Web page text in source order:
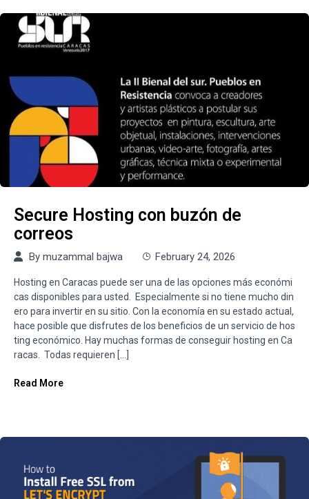
Secure Hosting con buzón de
correos
By muzammal bajwa February 24, 2026
Hosting en Caracas puede ser una de las opciones más económi
cas disponibles para usted. Especialmente si no tiene mucho din
ero para invertir en su sitio. Con la economía en su estado actual,
hace posible que disfrutes de los beneficios de un servicio de hos
ting económico. Hay muchas formas de conseguir hosting en Ca
racas. Todas requieren […]
Read More